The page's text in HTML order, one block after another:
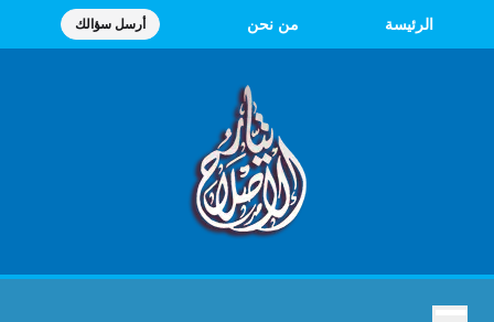
الرئيسة من نحن أرسل سؤالك